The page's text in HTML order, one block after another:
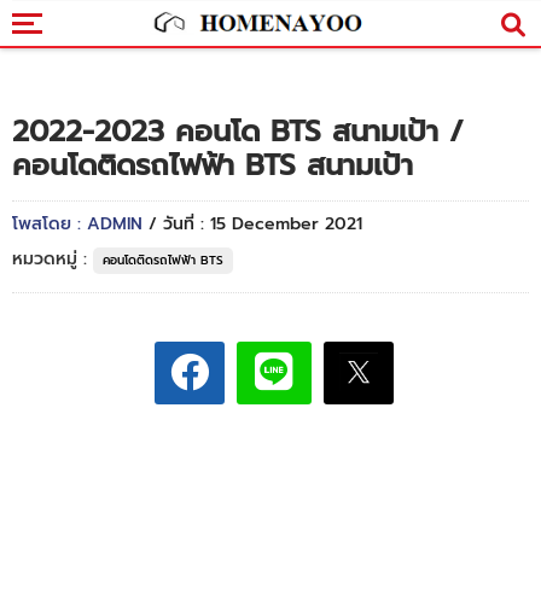
2022-2023 คอนโด BTS สนามเป้า /
คอนโดติดรถไฟฟ้า BTS สนามเป้า
โพสโดย : ADMIN / วันที่ : 15 December 2021
หมวดหมู่ :
คอนโดติดรถไฟฟ้า BTS